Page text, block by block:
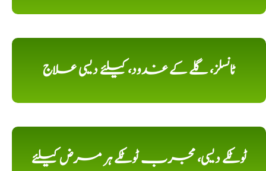
ٹانسلز، گلے کے غدود، کیلئے دیسی علاج
ٹوٹکے دیسی، مجرب ٹوٹکے ہر مرض کیلئے